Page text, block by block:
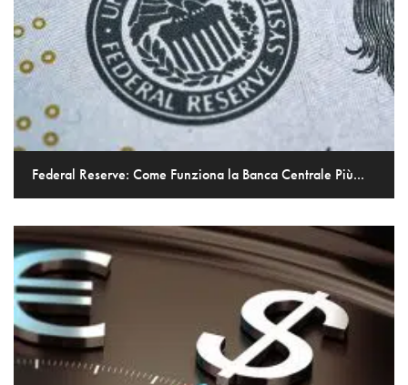
Federal Reserve: Come Funziona la Banca Centrale Più...